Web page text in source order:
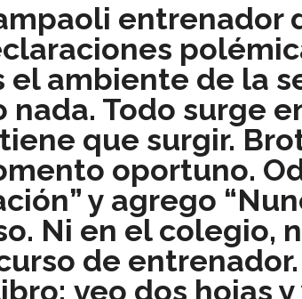
entrenador
el ambiente de la
nada. Todo surge
que surgir.
oportuno.
y agrego
Ni en el colegio,
de entrenador.
veo dos hojas